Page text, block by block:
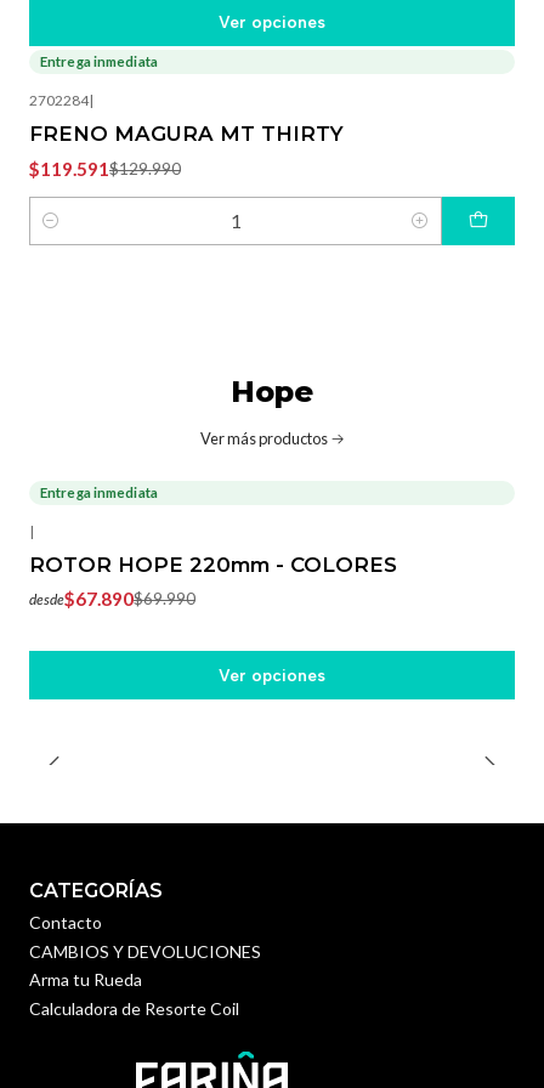
Ver opciones
Entrega inmediata
2702284|
FRENO MAGURA MT THIRTY
$119.591$129.990
Cantidad
Hope
Ver más productos
-3%OFF
Entrega inmediata
|
ROTOR HOPE 220mm - COLORES
desde$67.890$69.990
Ver opciones
CATEGORÍAS
Contacto
CAMBIOS Y DEVOLUCIONES
Arma tu Rueda
Calculadora de Resorte Coil